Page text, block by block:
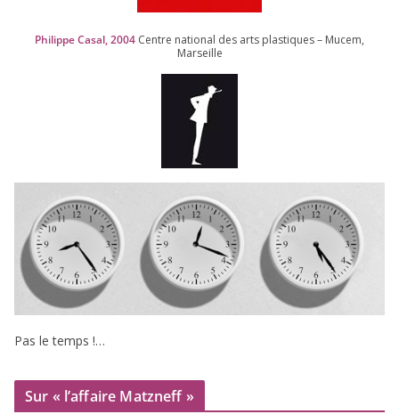
Philippe Casal,2004 Centre natio­nal des arts plas­tiques – Mucem,
Marseille
Pas le temps !…
Sur « l’affaire Matzneff »